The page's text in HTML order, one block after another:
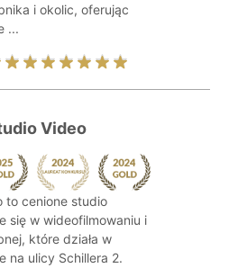
i okolic, oferując
...
Video
to cenione studio
się w wideofilmowaniu i
które działa w
na ulicy Schillera 2.